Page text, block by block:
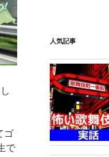
ゴ
で
人気記事